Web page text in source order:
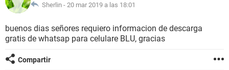
Sherlin - 20 mar 2019 a las 18:01
buenos dias señores requiero informacion de descarga
gratis de whatsap para celulare BLU, gracias
Compartir